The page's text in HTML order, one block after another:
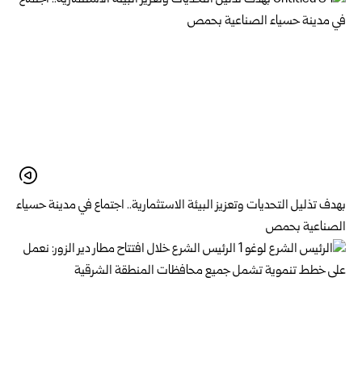
بهدف تذليل التحديات وتعزيز البيئة الاستثمارية.. اجتماع في مدينة حسياء
الصناعية بحمص